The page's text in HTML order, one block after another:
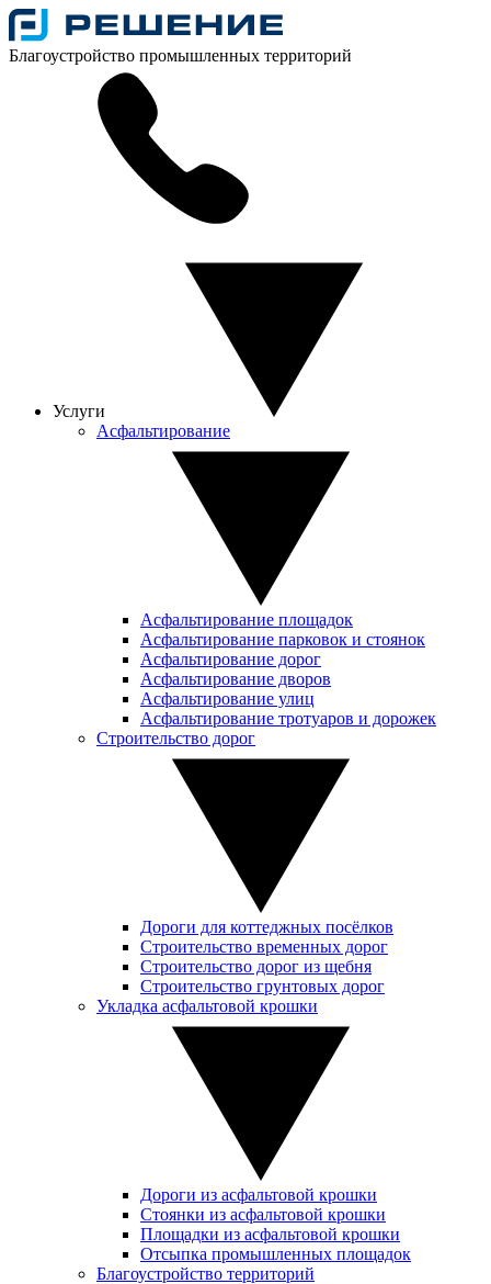
Благоустройство промышленных территорий
Услуги
Асфальтирование
Асфальтирование площадок
Асфальтирование парковок и стоянок
Асфальтирование дорог
Асфальтирование дворов
Асфальтирование улиц
Асфальтирование тротуаров и дорожек
Строительство дорог
Дороги для коттеджных посёлков
Строительство временных дорог
Строительство дорог из щебня
Строительство грунтовых дорог
Укладка асфальтовой крошки
Дороги из асфальтовой крошки
Стоянки из асфальтовой крошки
Площадки из асфальтовой крошки
Отсыпка промышленных площадок
Благоустройство территорий